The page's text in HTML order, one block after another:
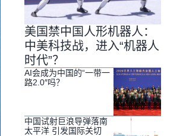
美国禁中国人形机器人：
中美科技战，进入“机器人
时代”？
AI会成为中国的“一带一
路2.0″吗？
中国试射巨浪导弹落南
太平洋 引发国际关切